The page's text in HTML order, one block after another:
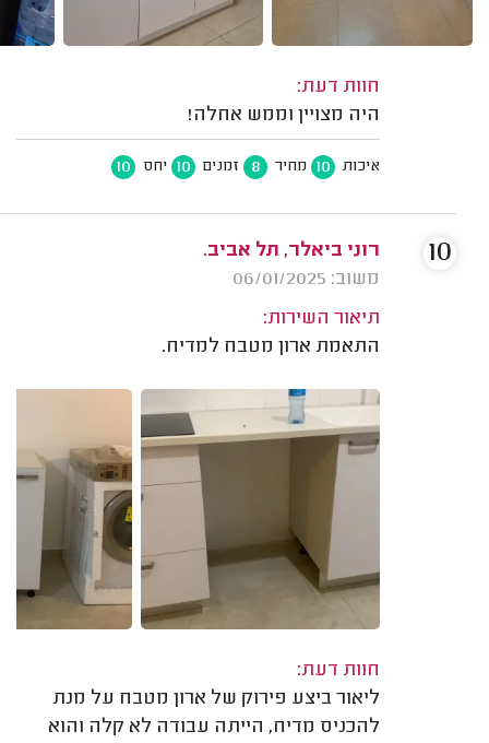
חוות דעת:
היה מצויין וממש אחלה!
איכות 10 מחיר 8 זמנים 10 יחס 10
רוני ביאלר, תל אביב.
משוב: 06/01/2025
תיאור השירות:
התאמת ארון מטבח למדיח.
חוות דעת:
ליאור ביצע פירוק של ארון מטבח על מנת
להכניס מדיח, הייתה עבודה לא קלה והוא
10